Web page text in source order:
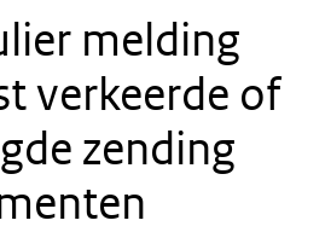
melding
verkeerde of
zending